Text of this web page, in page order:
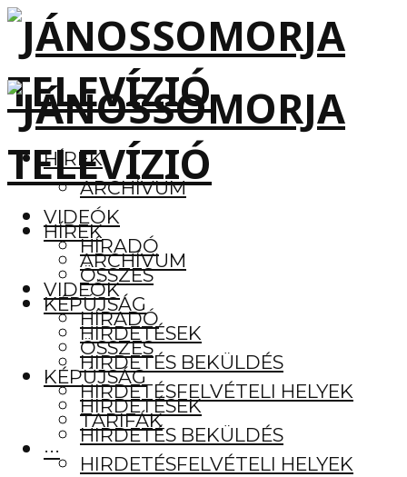
HÍREK
ARCHÍVUM
VIDEÓK
HÍRADÓ
ÖSSZES
KÉPÚJSÁG
HIRDETÉSEK
HIRDETÉS BEKÜLDÉS
HIRDETÉSFELVÉTELI HELYEK
TARIFÁK
···
HÍREK
ARCHÍVUM
VIDEÓK
HÍRADÓ
ÖSSZES
KÉPÚJSÁG
HIRDETÉSEK
HIRDETÉS BEKÜLDÉS
HIRDETÉSFELVÉTELI HELYEK